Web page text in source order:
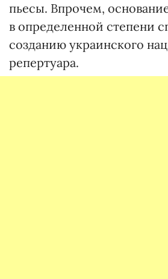
пьесы. Впрочем,
в определенной степени
созданию украинского
репертуара.